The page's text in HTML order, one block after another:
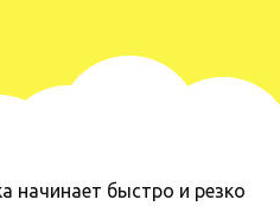
начинает быстро и резко